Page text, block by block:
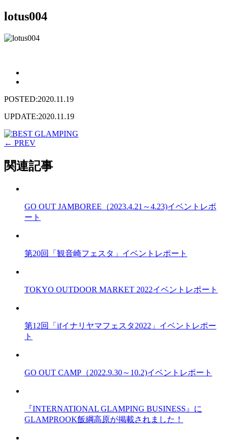
lotus004
POSTED:2020.11.19
UPDATE:2020.11.19
← PREV
関連記事
GO OUT JAMBOREE（2023.4.21～4.23)イベントレポ
ート
第20回「観音崎フェスタ」イベントレポート
TOKYO OUTDOOR MARKET 2022イベントレポート
第12回「ifイナリヤマフェスタ2022」イベントレポー
ト
GO OUT CAMP（2022.9.30～10.2)イベントレポート
『INTERNATIONAL GLAMPING BUSINESS』に
GLAMPROOK飯綱高原が掲載されました！